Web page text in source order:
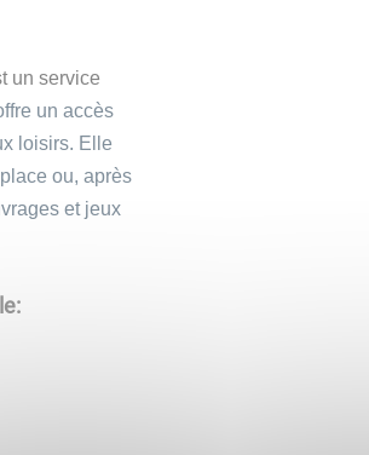
un service
un accès
loisirs. Elle
ou, après
et jeux